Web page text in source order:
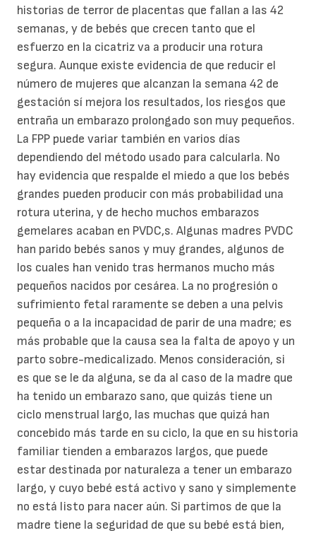
historias de terror de placentas que fallan a las 42
semanas, y de bebés que crecen tanto que el
esfuerzo en la cicatriz va a producir una rotura
segura. Aunque existe evidencia de que reducir el
número de mujeres que alcanzan la semana 42 de
gestación sí mejora los resultados, los riesgos que
entraña un embarazo prolongado son muy pequeños.
La FPP puede variar también en varios días
dependiendo del método usado para calcularla. No
hay evidencia que respalde el miedo a que los bebés
grandes pueden producir con más probabilidad una
rotura uterina, y de hecho muchos embarazos
gemelares acaban en PVDC,s. Algunas madres PVDC
han parido bebés sanos y muy grandes, algunos de
los cuales han venido tras hermanos mucho más
pequeños nacidos por cesárea. La no progresión o
sufrimiento fetal raramente se deben a una pelvis
pequeña o a la incapacidad de parir de una madre; es
más probable que la causa sea la falta de apoyo y un
parto sobre-medicalizado. Menos consideración, si
es que se le da alguna, se da al caso de la madre que
ha tenido un embarazo sano, que quizás tiene un
ciclo menstrual largo, las muchas que quizá han
concebido más tarde en su ciclo, la que en su historia
familiar tienden a embarazos largos, que puede
estar destinada por naturaleza a tener un embarazo
largo, y cuyo bebé está activo y sano y simplemente
no está listo para nacer aún. Si partimos de que la
madre tiene la seguridad de que su bebé está bien,